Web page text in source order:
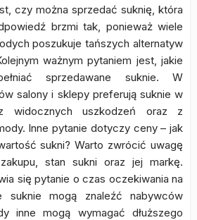
czy można sprzedać suknię, która
brzmi tak, ponieważ wiele
poszukuje tańszych alternatyw
ważnym pytaniem jest, jakie
sprzedawane suknie. W
salony i sklepy preferują suknie w
widocznych uszkodzeń oraz z
Inne pytanie dotyczy ceny – jak
sukni? Warto zwrócić uwagę
stan sukni oraz jej markę.
się pytanie o czas oczekiwania na
suknie mogą znaleźć nabywców
inne mogą wymagać dłuższego